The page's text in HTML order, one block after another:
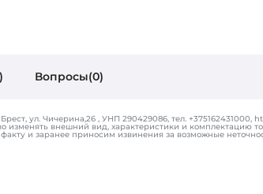
Вопросы(0)
ул. Чичерина,26 , УНП 290429086, тел. +375162431000,
изменять внешний вид, характеристики и комплектацию
и заранее приносим извинения за возможные